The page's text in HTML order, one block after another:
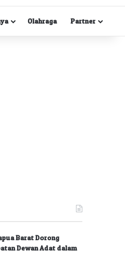
Olahraga Partner
Barat Dorong
Dewan Adat dalam